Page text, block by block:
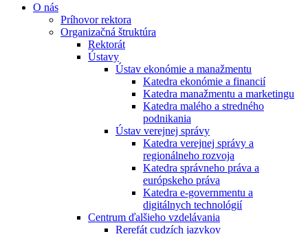
O nás
Príhovor rektora
Organizačná štruktúra
Rektorát
Ústavy
Ústav ekonómie a manažmentu
Katedra ekonómie a financií
Katedra manažmentu a marketingu
Katedra malého a stredného
podnikania
Ústav verejnej správy
Katedra verejnej správy a
regionálneho rozvoja
Katedra správneho práva a
európskeho práva
Katedra e-governmentu a
digitálnych technológií
Centrum ďalšieho vzdelávania
Rerefát cudzích jazykov